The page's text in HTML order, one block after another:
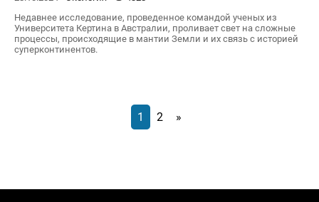
Недавнее исследование, проведенное командой ученых из
Университета Кертина в Австралии, проливает свет на сложные
процессы, происходящие в мантии Земли и их связь с историей
суперконтинентов.
1 2 »